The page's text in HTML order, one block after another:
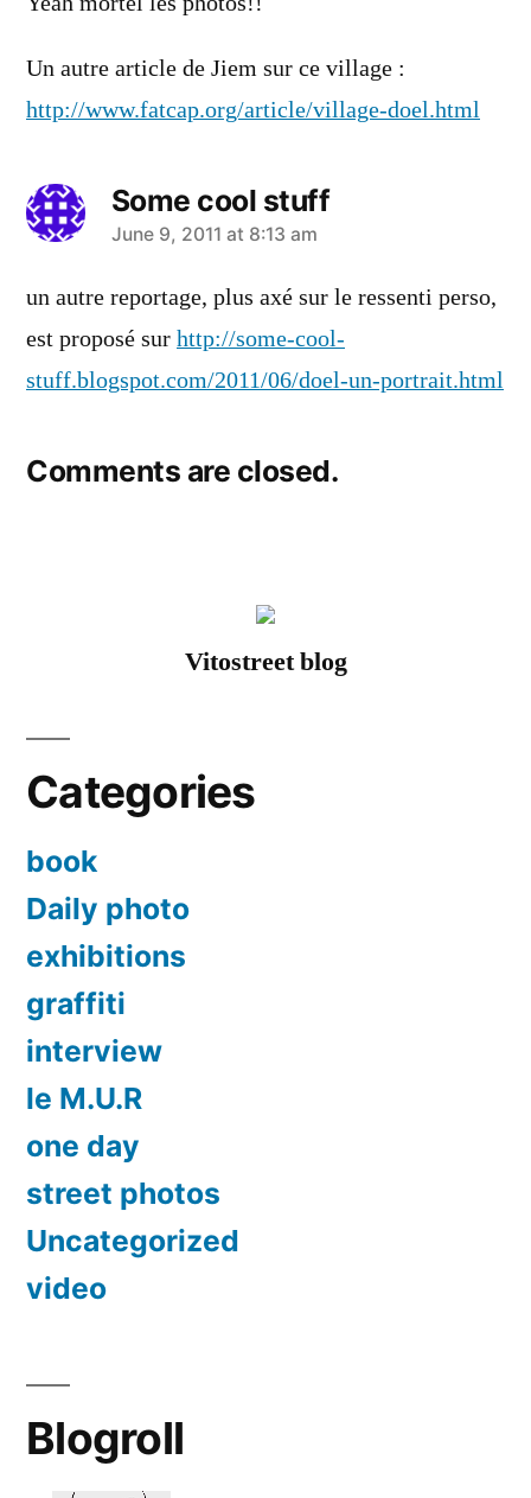
Un autre article de Jiem sur ce village :
http://www.fatcap.org/article/village-doel.html
Some cool stuff
says:
June 9, 2011 at 8:13 am
un autre reportage, plus axé sur le ressenti perso,
est proposé sur http://some-cool-
stuff.blogspot.com/2011/06/doel-un-portrait.html
Comments are closed.
Vitostreet blog
Categories
book
Daily photo
exhibitions
graffiti
interview
le M.U.R
one day
street photos
Uncategorized
video
Blogroll